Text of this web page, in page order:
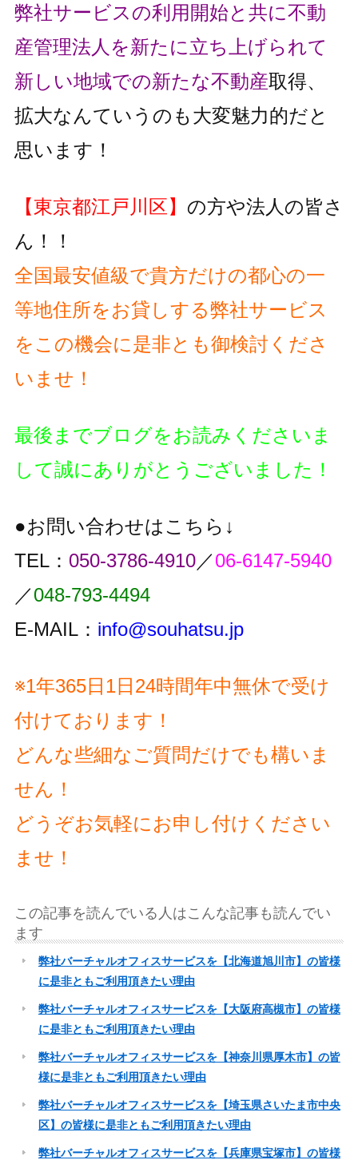
弊社サービスの利用開始と共に不動
産管理法人を新たに立ち上げられて
新しい地域での新たな不動産取得、
拡大なんていうのも大変魅力的だと
思います！
【東京都江戸川区】 の方や法人の皆さ
ん！！
全国最安値級で貴方だけの都心の一
等地住所をお貸しする弊社サービス
をこの機会に是非とも御検討くださ
いませ！
最後までブログをお読みくださいま
して誠にありがとうございました！
●お問い合わせはこちら↓
TEL： 050-3786-4910／06-6147-5940
／048-793-4494
E-MAIL： info@souhatsu.jp
※1年365日1日24時間年中無休で受け
付けております！
どんな些細なご質問だけでも構いま
せん！
どうぞお気軽にお申し付けください
ませ！
この記事を読んでいる人はこんな記事も読んでい
ます
弊社バーチャルオフィスサービスを【北海道旭川市】の皆様
に是非ともご利用頂きたい理由
弊社バーチャルオフィスサービスを【大阪府高槻市】の皆様
に是非ともご利用頂きたい理由
弊社バーチャルオフィスサービスを【神奈川県厚木市】の皆
様に是非ともご利用頂きたい理由
弊社バーチャルオフィスサービスを【埼玉県さいたま市中央
区】の皆様に是非ともご利用頂きたい理由
弊社バーチャルオフィスサービスを【兵庫県宝塚市】の皆様